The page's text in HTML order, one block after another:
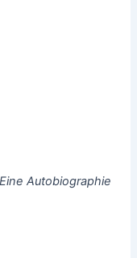
Autobiographie